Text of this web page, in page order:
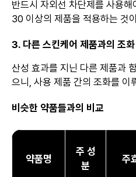
반드시 자외선 차단제를 사용
30 이상의 제품을 적용하는 것
3. 다른 스킨케어 제품과의 조화
산성 효과를 지닌 다른 제품과
으니, 사용 제품 간의 조화를 이
비슷한 약품들과의 비교
약품명
주 성
분
주